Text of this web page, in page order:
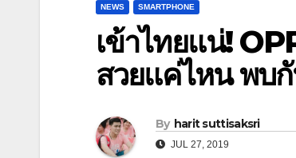
NEWS SMARTPHONE
เข้าไทยแน่!
สวยแค่ไหน พบ
By harit suttisaksri
JUL 27, 2019